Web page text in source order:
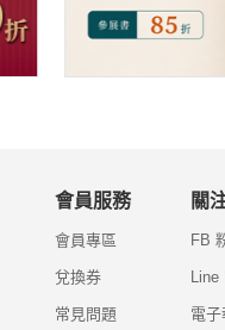
會員服務
會員專區
兌換券
常見問題
關
FB
Line
電子